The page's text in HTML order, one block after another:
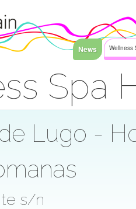
News Wellness
Spa
Lugo -
s/n